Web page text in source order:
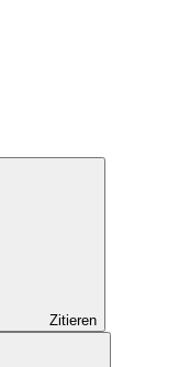
Zitieren